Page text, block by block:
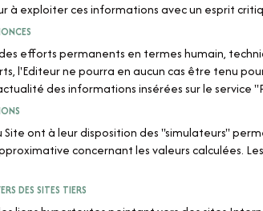
à exploiter ces informations avec un esprit
efforts permanents en termes humain,
l'Editeur ne pourra en aucun cas être tenu
des informations insérées sur le service
Site ont à leur disposition des "simulateurs"
concernant les valeurs calculées.
DES SITES TIERS